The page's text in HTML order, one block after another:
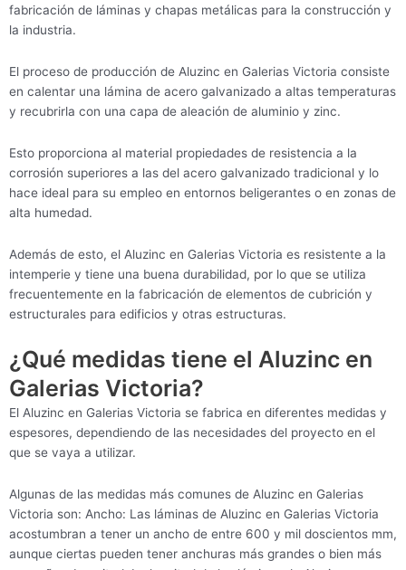
fabricación de láminas y chapas metálicas para la construcción y
la industria.
El proceso de producción de Aluzinc en Galerias Victoria consiste
en calentar una lámina de acero galvanizado a altas temperaturas
y recubrirla con una capa de aleación de aluminio y zinc.
Esto proporciona al material propiedades de resistencia a la
corrosión superiores a las del acero galvanizado tradicional y lo
hace ideal para su empleo en entornos beligerantes o en zonas de
alta humedad.
Además de esto, el Aluzinc en Galerias Victoria es resistente a la
intemperie y tiene una buena durabilidad, por lo que se utiliza
frecuentemente en la fabricación de elementos de cubrición y
estructurales para edificios y otras estructuras.
¿Qué medidas tiene el Aluzinc en
Galerias Victoria?
El Aluzinc en Galerias Victoria se fabrica en diferentes medidas y
espesores, dependiendo de las necesidades del proyecto en el
que se vaya a utilizar.
Algunas de las medidas más comunes de Aluzinc en Galerias
Victoria son: Ancho: Las láminas de Aluzinc en Galerias Victoria
acostumbran a tener un ancho de entre 600 y mil doscientos mm,
aunque ciertas pueden tener anchuras más grandes o bien más